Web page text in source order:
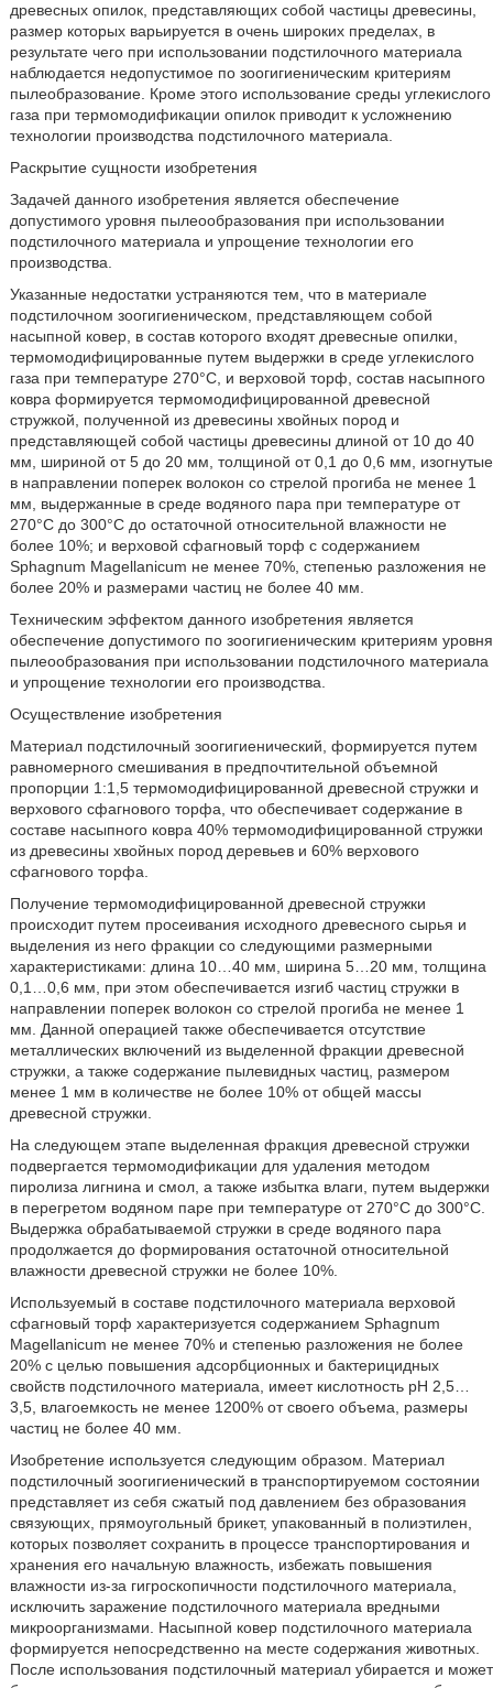
древесных опилок, представляющих собой частицы древесины,
размер которых варьируется в очень широких пределах, в
результате чего при использовании подстилочного материала
наблюдается недопустимое по зоогигиеническим критериям
пылеобразование. Кроме этого использование среды углекислого
газа при термомодификации опилок приводит к усложнению
технологии производства подстилочного материала.
Раскрытие сущности изобретения
Задачей данного изобретения является обеспечение
допустимого уровня пылеообразования при использовании
подстилочного материала и упрощение технологии его
производства.
Указанные недостатки устраняются тем, что в материале
подстилочном зоогигиеническом, представляющем собой
насыпной ковер, в состав которого входят древесные опилки,
термомодифицированные путем выдержки в среде углекислого
газа при температуре 270°С, и верховой торф, состав насыпного
ковра формируется термомодифицированной древесной
стружкой, полученной из древесины хвойных пород и
представляющей собой частицы древесины длиной от 10 до 40
мм, шириной от 5 до 20 мм, толщиной от 0,1 до 0,6 мм, изогнутые
в направлении поперек волокон со стрелой прогиба не менее 1
мм, выдержанные в среде водяного пара при температуре от
270°С до 300°С до остаточной относительной влажности не
более 10%; и верховой сфагновый торф с содержанием
Sphagnum Magellanicum не менее 70%, степенью разложения не
более 20% и размерами частиц не более 40 мм.
Техническим эффектом данного изобретения является
обеспечение допустимого по зоогигиеническим критериям уровня
пылеообразования при использовании подстилочного материала
и упрощение технологии его производства.
Осуществление изобретения
Материал подстилочный зоогигиенический, формируется путем
равномерного смешивания в предпочтительной объемной
пропорции 1:1,5 термомодифицированной древесной стружки и
верхового сфагнового торфа, что обеспечивает содержание в
составе насыпного ковра 40% термомодифицированной стружки
из древесины хвойных пород деревьев и 60% верхового
сфагнового торфа.
Получение термомодифицированной древесной стружки
происходит путем просеивания исходного древесного сырья и
выделения из него фракции со следующими размерными
характеристиками: длина 10…40 мм, ширина 5…20 мм, толщина
0,1…0,6 мм, при этом обеспечивается изгиб частиц стружки в
направлении поперек волокон со стрелой прогиба не менее 1
мм. Данной операцией также обеспечивается отсутствие
металлических включений из выделенной фракции древесной
стружки, а также содержание пылевидных частиц, размером
менее 1 мм в количестве не более 10% от общей массы
древесной стружки.
На следующем этапе выделенная фракция древесной стружки
подвергается термомодификации для удаления методом
пиролиза лигнина и смол, а также избытка влаги, путем выдержки
в перегретом водяном паре при температуре от 270°С до 300°С.
Выдержка обрабатываемой стружки в среде водяного пара
продолжается до формирования остаточной относительной
влажности древесной стружки не более 10%.
Используемый в составе подстилочного материала верховой
сфагновый торф характеризуется содержанием Sphagnum
Magellanicum не менее 70% и степенью разложения не более
20% с целью повышения адсорбционных и бактерицидных
свойств подстилочного материала, имеет кислотность рН 2,5…
3,5, влагоемкость не менее 1200% от своего объема, размеры
частиц не более 40 мм.
Изобретение используется следующим образом. Материал
подстилочный зоогигиенический в транспортируемом состоянии
представляет из себя сжатый под давлением без образования
связующих, прямоугольный брикет, упакованный в полиэтилен,
которых позволяет сохранить в процессе транспортирования и
хранения его начальную влажность, избежать повышения
влажности из-за гигроскопичности подстилочного материала,
исключить заражение подстилочного материала вредными
микроорганизмами. Насыпной ковер подстилочного материала
формируется непосредственно на месте содержания животных.
После использования подстилочный материал убирается и может